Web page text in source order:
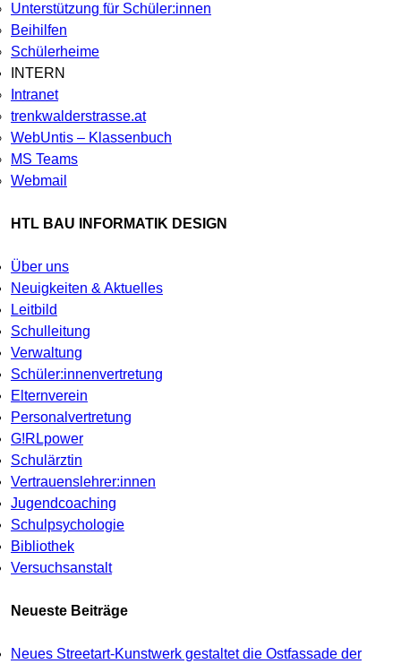
Unterstützung für Schüler:innen
Beihilfen
Schülerheime
INTERN
Intranet
trenkwalderstrasse.at
WebUntis – Klassenbuch
MS Teams
Webmail
HTL BAU INFORMATIK DESIGN
Über uns
Neuigkeiten & Aktuelles
Leitbild
Schulleitung
Verwaltung
Schüler:innenvertretung
Elternverein
Personalvertretung
G!RLpower
Schulärztin
Vertrauenslehrer:innen
Jugendcoaching
Schulpsychologie
Bibliothek
Versuchsanstalt
Neueste Beiträge
Neues Streetart-Kunstwerk gestaltet die Ostfassade der